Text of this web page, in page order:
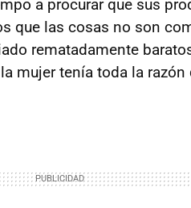
a procurar que sus
que las cosas no son
rematadamente
mujer tenía toda la